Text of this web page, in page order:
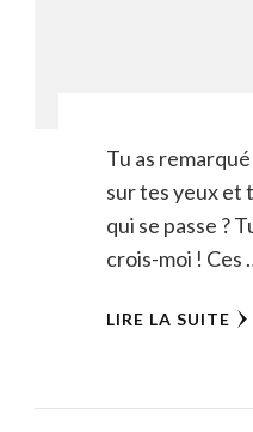
Tu as
sur tes yeux et
qui se passe ?
crois-moi ! Ces
LIRE LA SUITE